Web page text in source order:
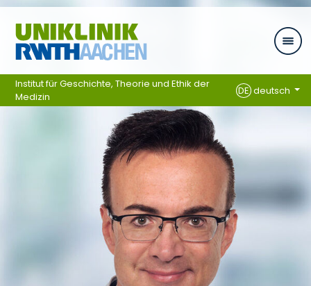
Zum Inhalt springen
Institut für Geschichte, Theorie und Ethik der
Medizin
DEdeutsch